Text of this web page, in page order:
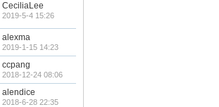
CeciliaLee
2019-5-4 15:26
alexma
2019-1-15 14:23
ccpang
2018-12-24 08:06
alendice
2018-6-28 22:35